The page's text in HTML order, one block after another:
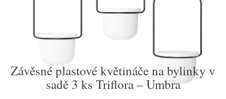
Závěsné plastové květináče na bylinky v
sadě 3 ks Triflora – Umbra